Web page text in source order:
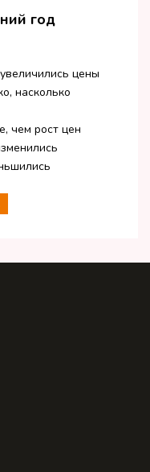
год
цены
насколько
чем рост цен